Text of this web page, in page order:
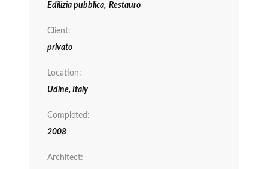
Edilizia pubblica, Restauro
Client:
privato
Location:
Udine, Italy
Completed:
2008
Architect: